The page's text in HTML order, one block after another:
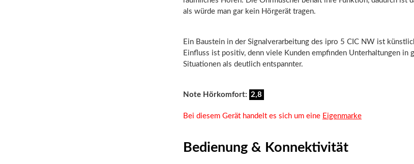
als würde man gar kein Hörgerät tragen.
Ein Baustein in der Signalverarbeitung des ipro 5 CIC NW ist
Einfluss ist positiv, denn viele Kunden empfinden Unterhaltungen in
Situationen als deutlich entspannter.
Note Hörkomfort: 2,8
Bei diesem Gerät handelt es sich um eine Eigenmarke
Bedienung & Konnektivität